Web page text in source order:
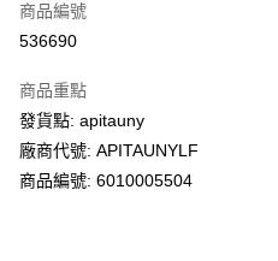
AlipayHK
WeChat Pay
送貨方式
商品編號
536690
商品重點
發貨點: apitauny
廠商代號: APITAUNYLF
商品編號: 6010005504